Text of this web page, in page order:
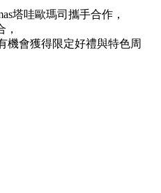
塔哇歐瑪司攜手合作，
機會獲得限定好禮與特色周